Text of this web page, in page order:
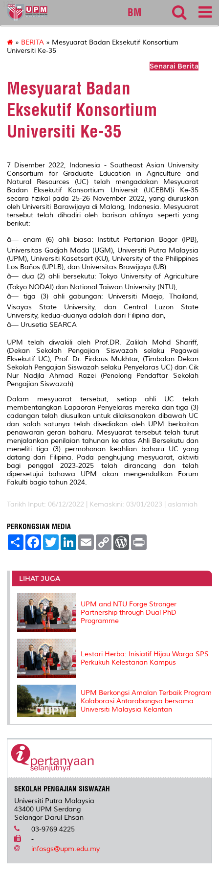
127
BM
» BERITA » Mesyuarat Badan Eksekutif Konsortium
Universiti Ke-35
Senarai Berita
Mesyuarat Badan
Eksekutif Konsortium
Universiti Ke-35
7 Disember 2022, Indonesia - Southeast Asian University
Consortium for Graduate Education in Agriculture and
Natural Resources (UC) telah mengadakan Mesyuarat
Badan Eksekutif Konsortium Universit (UCEBM)i Ke-35
secara fizikal pada 25-26 November 2022, yang diuruskan
oleh Universiti Barawijaya di Malang, Indonesia. Mesyuarat
tersebut telah dihadiri oleh barisan ahlinya seperti yang
berikut:
â— enam (6) ahli biasa: Institut Pertanian Bogor (IPB),
Universitas Gadjah Mada (UGM), Universiti Putra Malaysia
(UPM), Universiti Kasetsart (KU), University of the Philippines
Los Baños (UPLB), dan Universitas Brawijaya (UB)
â— dua (2) ahli bersekutu: Tokyo University of Agriculture
(Tokyo NODAI) dan National Taiwan University (NTU),
â— tiga (3) ahli gabungan: Universiti Maejo, Thailand,
Visayas State University, dan Central Luzon State
University, kedua-duanya adalah dari Filipina dan,
â— Urusetia SEARCA
UPM telah diwakili oleh Prof.DR. Zalilah Mohd Shariff,
(Dekan Sekolah Pengajian Siswazah selaku Pegawai
Eksekutif UC), Prof. Dr. Firdaus Mukhtar, (Timbalan Dekan
Sekolah Pengajian Siswazah selaku Penyelaras UC) dan Cik
Nur Nadjla Ahmad Razei (Penolong Pendaftar Sekolah
Pengajian Siswazah)
Dalam mesyuarat tersebut, setiap ahli UC telah
membentangkan Lapaoran Penyelaras mereka dan tiga (3)
cadangan telah diusulkan untuk dilaksanakan dibawah UC
dan salah satunya telah disediakan oleh UPM berkaitan
penawaran geran baharu. Mesyuarat tersebut telah turut
menjalankan penilaian tahunan ke atas Ahli Bersekutu dan
meneliti tiga (3) permohonan keahlian baharu UC yang
datang dari Filipina. Pada penghujung mesyuarat, aktiviti
bagi penggal 2023-2025 telah dirancang dan telah
dipersetujui bahawa UPM akan mengendalikan Forum
Fakulti bagio tahun 2024.
Tarikh Input: 06/12/2022 | Kemaskini: 03/01/2023 | aslamiah
PERKONGSIAN MEDIA
S
e
F
a
b
o
o
k
T
w
t
e
r
L
e
I
E
m
l
C
L
n
W
P
e
s
t
LIHAT JUGA
UPM and NTU Forge Stronger
Partnership through Dual PhD
Programme
Lestari Herba: Inisiatif Hijau Warga SPS
Perkukuh Kelestarian Kampus
UPM Berkongsi Amalan Terbaik Program
Kolaborasi Antarabangsa bersama
Universiti Malaysia Kelantan
SEKOLAH PENGAJIAN SISWAZAH
Universiti Putra Malaysia
43400 UPM Serdang
Selangor Darul Ehsan
03-9769 4225
-
infosgs@upm.edu.my